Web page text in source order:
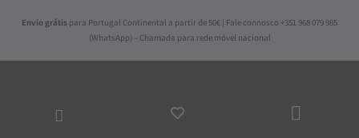
Envio grátis para Portugal Continental a partir de 50€ | Fale connosco +351 968 079 985
(WhatsApp) – Chamada para rede móvel nacional
AO